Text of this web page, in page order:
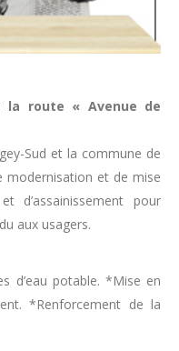
route « Avenue de
Sud et la commune de
modernisation et de mise
d’assainissement pour
aux usagers.
d’eau potable. *Mise en
*Renforcement de la